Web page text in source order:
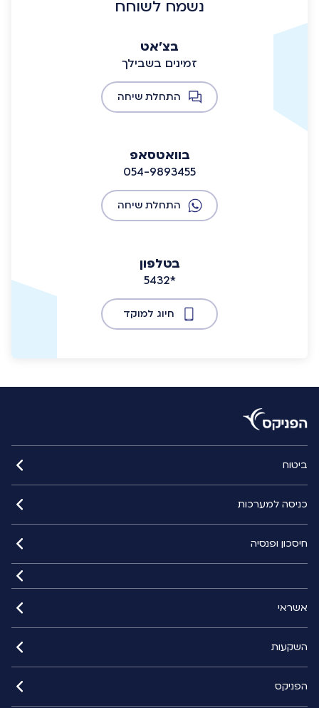
נשמח לשוחח
בצ'אט
זמינים בשבילך
התחלת שיחה
בוואטסאפ
054-9893455
התחלת שיחה
בטלפון
5432*
חיוג למוקד
ביטוח
כניסה למערכות
חיסכון ופנסיה
אשראי
השקעות
הפניקס